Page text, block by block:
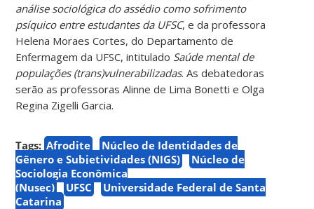
análise sociológica do assédio como sofrimento
psíquico entre estudantes da UFSC, e da professora
Helena Moraes Cortes, do Departamento de
Enfermagem da UFSC, intitulado Saúde mental de
populações (trans)vulnerabilizadas. As debatedoras
serão as professoras Alinne de Lima Bonetti e Olga
Regina Zigelli Garcia.
Tags: Afrodite
Núcleo de Identidades de
Gênero e Subjetividades (NIGS)
Núcleo de
Sociologia Econômica
(Nusec)
UFSC
Universidade Federal de Santa
Catarina